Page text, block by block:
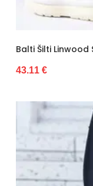
Balti Šilti Linwood
43.11 €